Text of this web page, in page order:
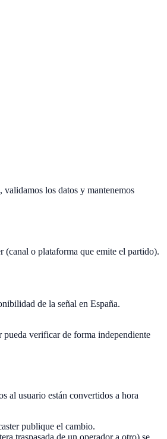
validamos los datos y mantenemos
(canal o plataforma que emite el partido).
de la señal en España.
pueda verificar de forma independiente
al usuario están convertidos a hora
publique el cambio.